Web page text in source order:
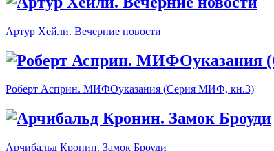
Артур Хейли. Вечерние новости
Роберт Асприн. МИФОуказания (Серия МИФ, кн.3)
Арчибальд Кронин. Замок Броуди